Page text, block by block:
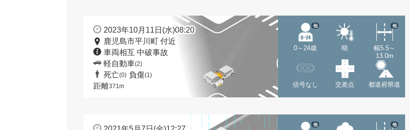
2023年10月11日(水)08:20
鹿児島市平川町 付近
車両相互 中破事故
軽自動車(2)
死亡(0) 負傷(1)
距離371m
0～24歳
他
晴
幅5.5～
13.0m
他
信号なし 交差点 都道府県道
他 他